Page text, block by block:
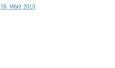
26. März 2016